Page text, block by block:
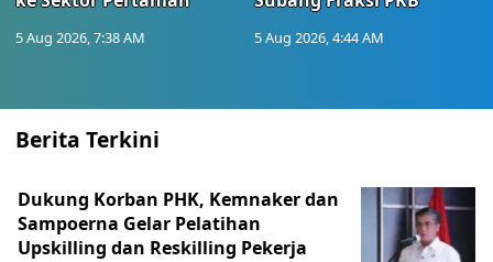
5 Aug 2026, 7:38 AM 5 Aug 2026, 4:44 AM
Berita Terkini
Dukung Korban PHK, Kemnaker dan
Sampoerna Gelar Pelatihan
Upskilling dan Reskilling Pekerja